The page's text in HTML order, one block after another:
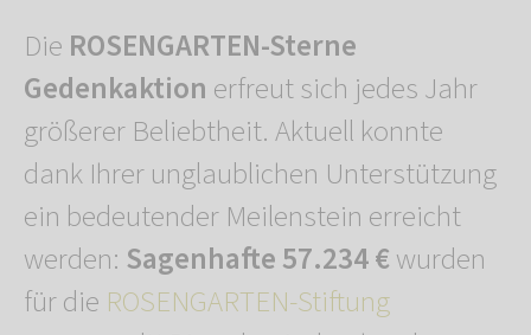
Die ROSENGARTEN-Sterne
Gedenkaktion erfreut sich jedes Jahr
größerer Beliebtheit. Aktuell konnte
dank Ihrer unglaublichen Unterstützung
ein bedeutender Meilenstein erreicht
werden: Sagenhafte 57.234 €wurden
für die ROSENGARTEN-Stiftung